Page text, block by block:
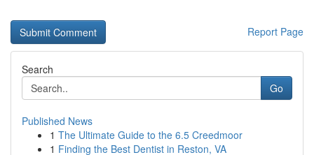
Report Page
Search
Go
Published News
1 The Ultimate Guide to the 6.5 Creedmoor
1 Finding the Best Dentist in Reston, VA